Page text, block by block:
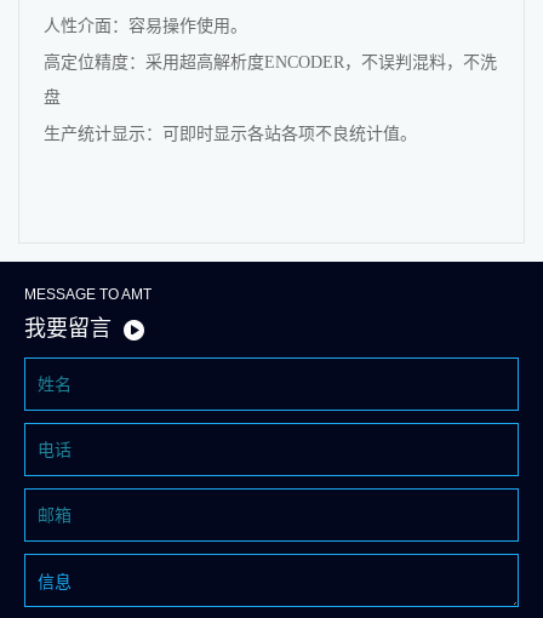
人性介面：容易操作使用。
高定位精度：采用超高解析度ENCODER，不误判混料，不洗
盘
生产统计显示：可即时显示各站各项不良统计值。
MESSAGE TO AMT
我要留言